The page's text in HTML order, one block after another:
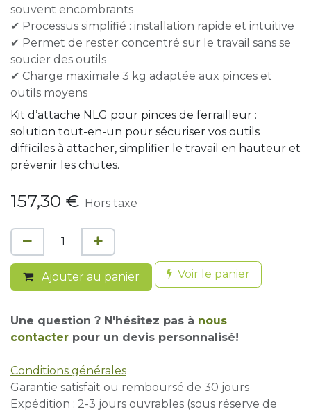
souvent encombrants
✔ Processus simplifié : installation rapide et intuitive
✔ Permet de rester concentré sur le travail sans se
soucier des outils
✔ Charge maximale 3 kg adaptée aux pinces et
outils moyens
Kit d’attache NLG pour pinces de ferrailleur :
solution tout-en-un pour sécuriser vos outils
difficiles à attacher, simplifier le travail en hauteur et
prévenir les chutes.
157,30 € Hors taxe
Ajouter au panier Voir le panier
Une question ? N'hésitez pas à nous
contacter pour un devis personnalisé!
Conditions générales
Garantie satisfait ou remboursé de 30 jours
Expédition : 2-3 jours ouvrables (sous réserve de